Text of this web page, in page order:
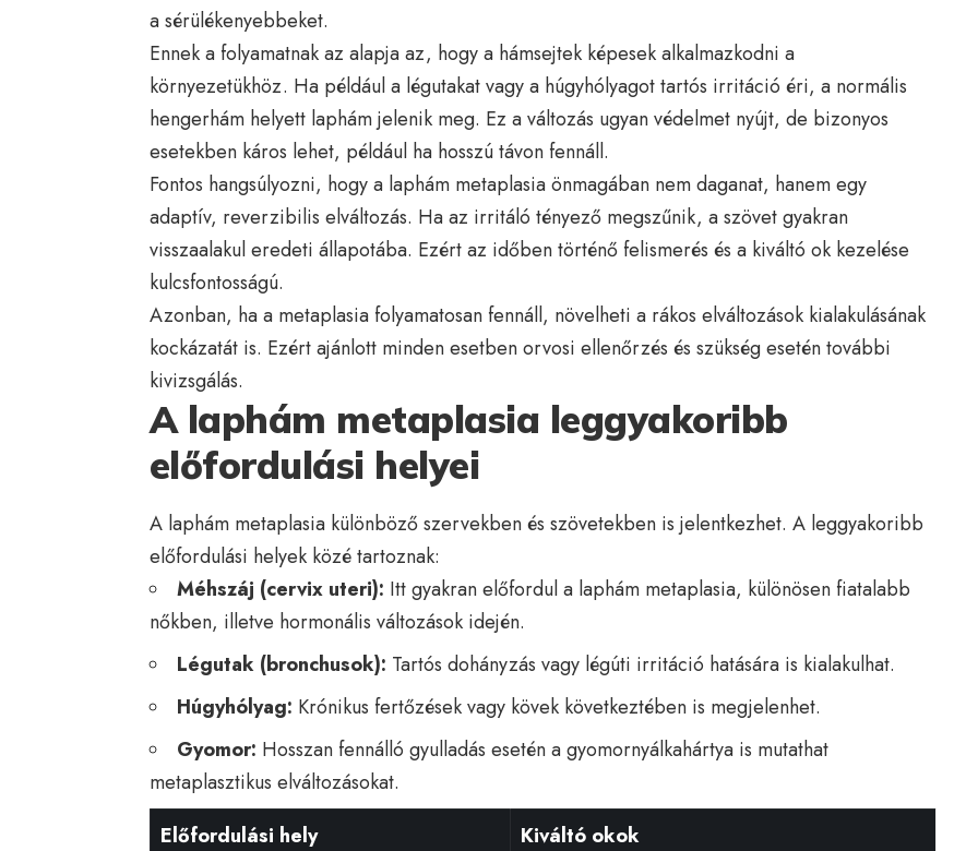
a sérülékenyebbeket.
Ennek a folyamatnak az alapja az, hogy a hámsejtek képesek alkalmazkodni a
környezetükhöz. Ha például a légutakat vagy a húgyhólyagot tartós irritáció éri, a normális
hengerhám helyett laphám jelenik meg. Ez a változás ugyan védelmet nyújt, de bizonyos
esetekben káros lehet, például ha hosszú távon fennáll.
Fontos hangsúlyozni, hogy a laphám metaplasia önmagában nem daganat, hanem egy
adaptív, reverzibilis elváltozás. Ha az irritáló tényező megszűnik, a szövet gyakran
visszaalakul eredeti állapotába. Ezért az időben történő felismerés és a kiváltó ok kezelése
kulcsfontosságú.
Azonban, ha a metaplasia folyamatosan fennáll, növelheti a rákos elváltozások kialakulásának
kockázatát is. Ezért ajánlott minden esetben orvosi ellenőrzés és szükség esetén további
kivizsgálás.
A laphám metaplasia leggyakoribb
előfordulási helyei
A laphám metaplasia különböző szervekben és szövetekben is jelentkezhet. A leggyakoribb
előfordulási helyek közé tartoznak:
Méhszáj (cervix uteri): Itt gyakran előfordul a laphám metaplasia, különösen fiatalabb
nőkben, illetve hormonális változások idején.
Légutak (bronchusok): Tartós dohányzás vagy légúti irritáció hatására is kialakulhat.
Húgyhólyag: Krónikus fertőzések vagy kövek következtében is megjelenhet.
Gyomor: Hosszan fennálló gyulladás esetén a gyomornyálkahártya is mutathat
metaplasztikus elváltozásokat.
Előfordulási hely
Kiváltó okok